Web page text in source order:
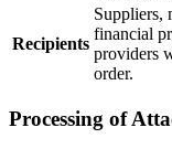
Recipients
Suppliers,
financial
providers
order.
Processing of